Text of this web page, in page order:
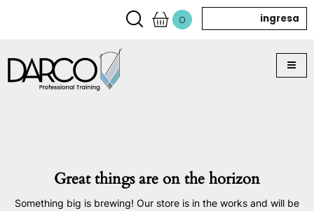
0 ingresa
Great things are on the horizon
Something big is brewing! Our store is in the works and will be